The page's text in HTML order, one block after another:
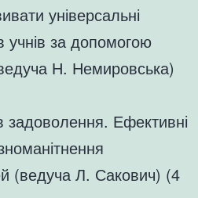
універсальні
за допомогою
Н. Немировська)
Ефективні
(ведуча Л. Сакович) (4